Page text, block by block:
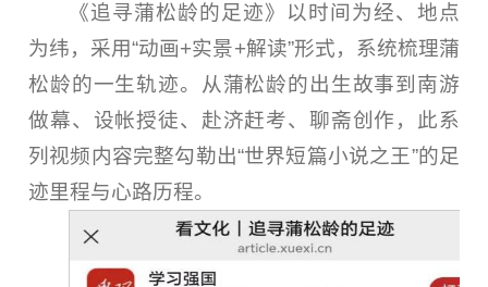
《追寻蒲松龄的足迹》以时间为经、地点
为纬，采用“动画+实景+解读”形式，系统梳理蒲
松龄的一生轨迹。从蒲松龄的出生故事到南游
做幕、设帐授徒、赴济赶考、聊斋创作，此系
列视频内容完整勾勒出“世界短篇小说之王”的足
迹里程与心路历程。